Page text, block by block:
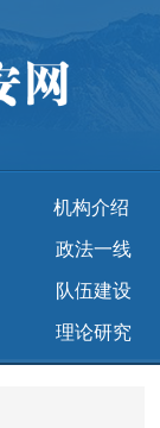
机构介绍
政法一线
队伍建设
理论研究